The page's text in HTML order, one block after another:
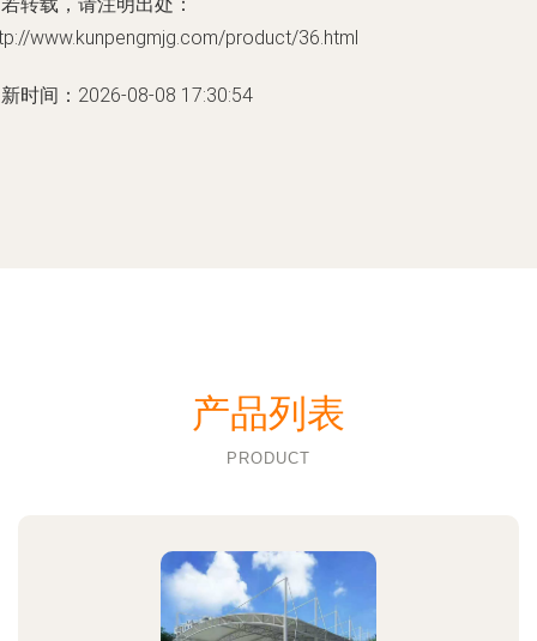
www.kunpengmjg.com/product/36.html
时间：2026-08-08 17:30:54
产品列表
PRODUCT